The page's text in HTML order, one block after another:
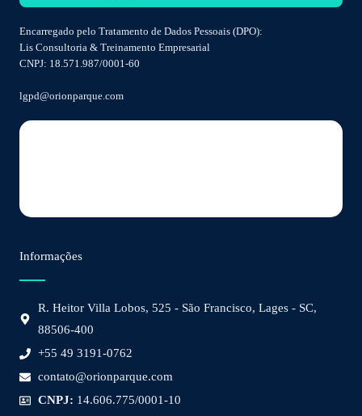
Informações
R. Heitor Villa Lobos, 525 - São Francisco, Lages - SC,
88506-400
+55 49 3191-0762
contato@orionparque.com
CNPJ: 14.606.775/0001-10
Encarregado pelo Tratamento de Dados Pessoais (DPO):
Lis Consultoria & Treinamento Empresarial
CNPJ: 18.571.987/0001-60
lgpd@orionparque.com